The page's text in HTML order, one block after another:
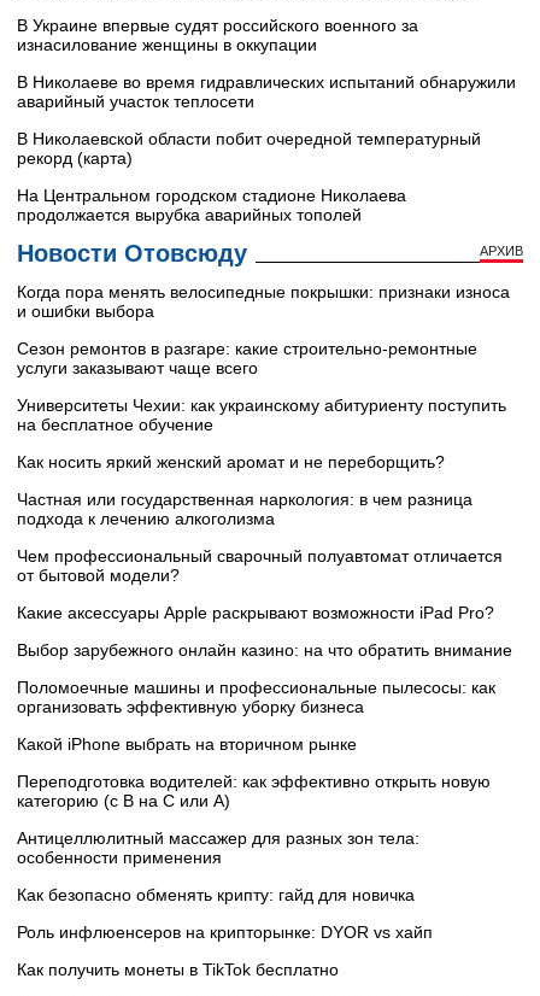
В Украине впервые судят российского военного за
изнасилование женщины в оккупации
В Николаеве во время гидравлических испытаний обнаружили
аварийный участок теплосети
В Николаевской области побит очередной температурный
рекорд (карта)
На Центральном городском стадионе Николаева
продолжается вырубка аварийных тополей
Новости Отовсюду АРХИВ
Когда пора менять велосипедные покрышки: признаки износа
и ошибки выбора
Сезон ремонтов в разгаре: какие строительно-ремонтные
услуги заказывают чаще всего
Университеты Чехии: как украинскому абитуриенту поступить
на бесплатное обучение
Как носить яркий женский аромат и не переборщить?
Частная или государственная наркология: в чем разница
подхода к лечению алкоголизма
Чем профессиональный сварочный полуавтомат отличается
от бытовой модели?
Какие аксессуары Apple раскрывают возможности iPad Pro?
Выбор зарубежного онлайн казино: на что обратить внимание
Поломоечные машины и профессиональные пылесосы: как
организовать эффективную уборку бизнеса
Какой iPhone выбрать на вторичном рынке
Переподготовка водителей: как эффективно открыть новую
категорию (с B на C или А)
Антицеллюлитный массажер для разных зон тела:
особенности применения
Как безопасно обменять крипту: гайд для новичка
Роль инфлюенсеров на крипторынке: DYOR vs хайп
Как получить монеты в TikTok бесплатно